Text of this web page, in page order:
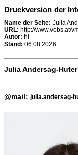
Druckversion der
Name der Seite: Julia
URL: http://www.vobs.at/
Autor: hi
Stand: 06.08.2026
Julia Andersag-Huter
@mail: julia.andersag-